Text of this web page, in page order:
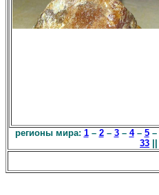
регионы мира: 1– 2– 3– 4– 5–
33